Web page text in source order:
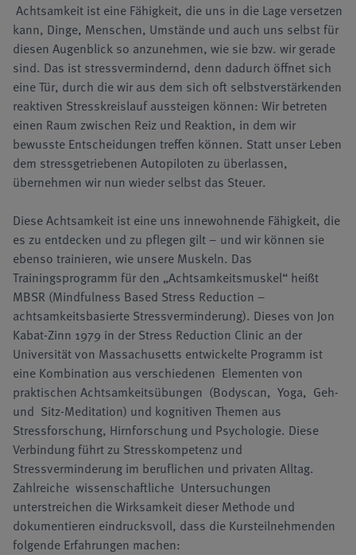
Achtsamkeit ist eine Fähigkeit, die uns in die Lage versetzen
kann, Dinge, Menschen, Umstände und auch uns selbst für
diesen Augenblick so anzunehmen, wie sie bzw. wir gerade
sind. Das ist stressvermindernd, denn dadurch öffnet sich
eine Tür, durch die wir aus dem sich oft selbstverstär­kenden
reaktiven Stresskreislauf aussteigen können: Wir betreten
einen Raum zwischen Reiz und Reaktion, in dem wir
bewusste Entscheidungen treffen können. Statt unser Leben
dem stressgetrie­benen Autopiloten zu überlassen,
übernehmen wir nun wieder selbst das Steuer.
Diese Achtsamkeit ist eine uns innewohnende Fähigkeit, die
es zu entdecken und zu pflegen gilt – und wir können sie
ebenso trainieren, wie unsere Muskeln. Das
Trainingsprogramm für den „Acht­samkeitsmuskel“ heißt
MBSR (Mindfulness Based Stress Reduction –
achtsamkeitsbasierte Stress­verminderung). Dieses von Jon
Kabat-Zinn 1979 in der Stress Reduction Clinic an der
Universität von Massachusetts entwickelte Programm ist
eine Kombination aus verschiedenen Elementen von
praktischen Achtsamkeitsübungen (Bodyscan, Yoga, Geh-
und Sitz-Meditation) und kognitiven Themen aus
Stressforschung, Hirnforschung und Psychologie. Diese
Verbindung führt zu Stress­kompetenz und
Stressverminderung im beruflichen und privaten Alltag.
Zahlreiche wissenschaftli­che Untersuchungen
unterstreichen die Wirksamkeit dieser Methode und
dokumentieren eindrucks­voll, dass die Kursteilnehmenden
folgende Erfahrungen machen: